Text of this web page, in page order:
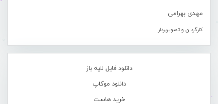
مهدی بهرامی
کارگردان و تصویربردار
دانلود فایل لایه باز
دانلود موکاپ
خرید هاست